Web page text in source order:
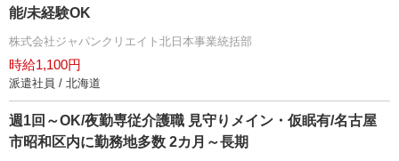
能/未経験OK
株式会社ジャパンクリエイト北日本事業統括部
時給1,100円
派遣社員 / 北海道
週1回～OK/夜勤専従介護職 見守りメイン・仮眠有/名古屋
市昭和区内に勤務地多数 2カ月～長期